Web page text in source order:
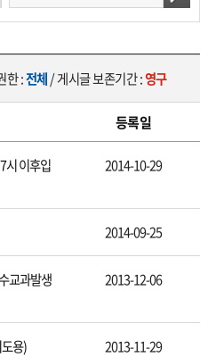
한 :전체/ 게시글 보존기간 :영구
등록일
시 이후입
2014-10-29
2014-09-25
교과발생
2013-12-06
용) 2013-11-29